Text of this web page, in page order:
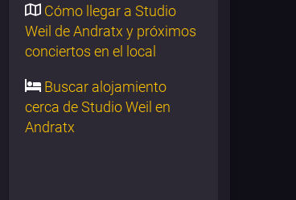
Cómo llegar a Studio
Weil de Andratx y próximos
conciertos en el local
Buscar alojamiento
cerca de Studio Weil en
Andratx